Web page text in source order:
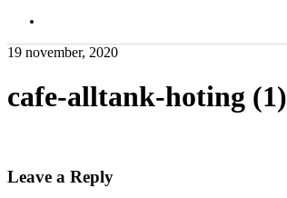
19 november, 2020
cafe-alltank-hoting (1)
Leave a Reply